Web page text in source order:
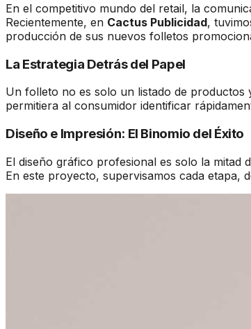
En el competitivo mundo del retail, la
Recientemente, en Cactus Publicidad,
producción de sus nuevos folletos
La Estrategia Detrás del Papel
Un folleto no es solo un listado de productos
permitiera al consumidor identificar
Diseño e Impresión: El Binomio del Éxito
El diseño gráfico profesional es solo la mitad
En este proyecto, supervisamos cada etapa,